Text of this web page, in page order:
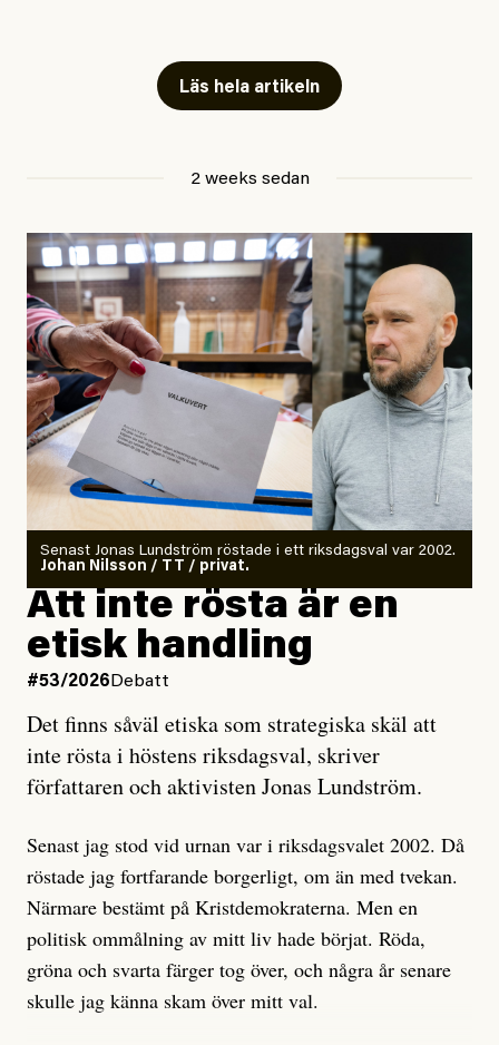
skriver för? Vad betyder det att vara en ”röd, grön och
oberoende” tidning? Och vad är egentligen bra
utpekas som israelisk infiltratör”. Enligt ingressen
handlar artikeln om en person vars ”bakgrund skapar
splittring och oro i rörelsen”. Problemet är att artikeln
skapar betydligt mer oro i palestinarörelsen – och den
oberoende vänstern – än den porträtterade personen
eller dess bakgrund.
Det finns en väldigt enkel regel inom alla politiska
rörelser när det gäller misstänkta infiltratörer:
Antingen har en bevis på att de är infiltratörer, och då
ska en gå ut med det så fort det bara går för att skydda
rörelsen. Eller så har en inga bevis, bara misstankar,
och då ska en efterforska diskret, just för att inte skapa
oro inom rörelsen.
Artikeln undersöker inte, som ETC påstår, ”vad som
är sant, vad som är rykten”, utan den bidrar bara till
ännu mer ryktesspridning. Det finns inte ett enda bevis
misstänkta personen är en infiltratör. Det som läsaren
får veta är att personen har ändrat sina politiska åsikter
under åren, att den har raderat tidigare innehåll på sina
sociala medier, att artikelns författare inte förstår sig
på personens ekonomi och att det tydligen finns
anonyma röster inom rörelsen som säger saker som
Läs hela artikeln
2 weeks sedan
Senast Jonas Lundström röstade i ett riksdagsval var 2002.
Johan Nilsson / TT / privat.
Att inte rösta är en
etisk handling
#53/2026 Debatt
Det finns såväl etiska som strategiska skäl att
inte rösta i höstens riksdagsval, skriver
författaren och aktivisten Jonas Lundström.
Senast jag stod vid urnan var i riksdagsvalet 2002. Då
röstade jag fortfarande borgerligt, om än med tvekan.
Närmare bestämt på Kristdemokraterna. Men en
politisk ommålning av mitt liv hade börjat. Röda,
gröna och svarta färger tog över, och några år senare
skulle jag känna skam över mitt val.